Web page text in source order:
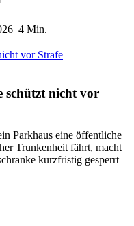
4 Min.
vor Strafe
schützt nicht vor
Parkhaus eine öffentliche
Trunkenheit fährt, macht
kurzfristig gesperrt